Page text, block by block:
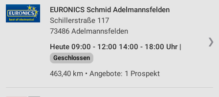
❯
EURONICS Schmid Adelmannsfelden
Schillerstraße 117
73486 Adelmannsfelden
Heute 09:00 - 12:00 14:00 - 18:00 Uhr |
Geschlossen
463,40 km • Angebote: 1 Prospekt